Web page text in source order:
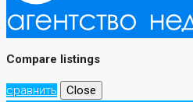
Compare listings
сравнить
Close